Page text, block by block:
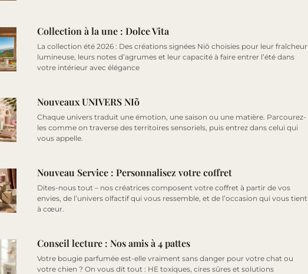
Collection à la une : Dolce Vita
La collection été 2026 : Des créations signées Niõ choisies pour leur fraîcheur
lumineuse, leurs notes d’agrumes et leur capacité à faire entrer l’été dans
votre intérieur avec élégance
Nouveaux UNIVERS NIõ
Chaque univers traduit une émotion, une saison ou une matière. Parcourez-
les comme on traverse des territoires sensoriels, puis entrez dans celui qui
vous appelle.
Nouveau Service : Personnalisez votre coffret
Dites-nous tout – nos créatrices composent votre coffret à partir de vos
envies, de l’univers olfactif qui vous ressemble, et de l’occasion qui vous tient
à cœur.
Conseil lecture : Nos amis à 4 pattes
Votre bougie parfumée est-elle vraiment sans danger pour votre chat ou
votre chien ? On vous dit tout : HE toxiques, cires sûres et solutions